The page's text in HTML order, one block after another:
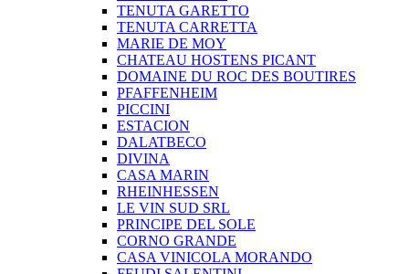
TENUTA GARETTO
TENUTA CARRETTA
MARIE DE MOY
CHATEAU HOSTENS PICANT
DOMAINE DU ROC DES BOUTIRES
PFAFFENHEIM
PICCINI
ESTACION
DALATBECO
DIVINA
CASA MARIN
RHEINHESSEN
LE VIN SUD SRL
PRINCIPE DEL SOLE
CORNO GRANDE
CASA VINICOLA MORANDO